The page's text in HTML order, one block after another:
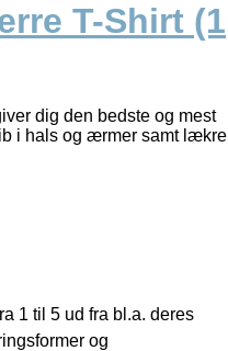
T-Shirt (1
dig den bedste og mest
i hals og ærmer samt lækre
1 til 5 ud fra bl.a. deres
og